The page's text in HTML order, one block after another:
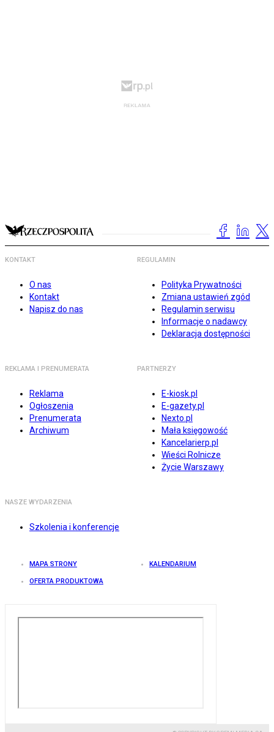
KONTAKT
O nas
Kontakt
Napisz do nas
REGULAMIN
Polityka Prywatności
Zmiana ustawień zgód
Regulamin serwisu
Informacje o nadawcy
Deklaracja dostępności
REKLAMA I PRENUMERATA
Reklama
Ogłoszenia
Prenumerata
Archiwum
PARTNERZY
E-kiosk.pl
E-gazety.pl
Nexto.pl
Mała księgowość
Kancelarierp.pl
Wieści Rolnicze
Życie Warszawy
NASZE WYDARZENIA
Szkolenia i konferencje
MAPA STRONY KALENDARIUM
OFERTA PRODUKTOWA